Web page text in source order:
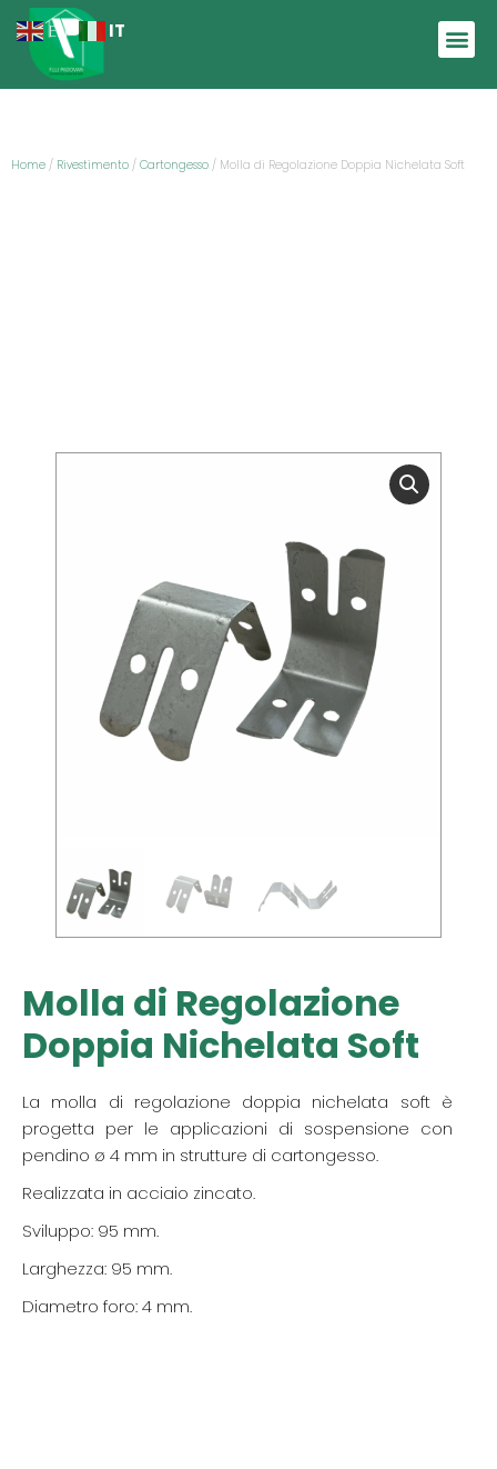
Home / Rivestimento / Cartongesso / Molla di Regolazione Doppia Nichelata Soft
Molla di Regolazione
Doppia Nichelata Soft
La molla di regolazione doppia nichelata soft è
progetta per le applicazioni di sospensione con
pendino ø 4 mm in strutture di cartongesso.
Realizzata in acciaio zincato.
Sviluppo: 95 mm.
Larghezza: 95 mm.
Diametro foro: 4 mm.
EN IT